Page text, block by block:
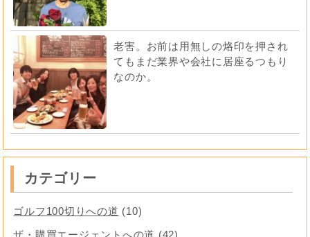
老害。お前は用無しの烙印を押され
てもまだ業界や会社に居座るつもり
なのか。
カテゴリー
ゴルフ100切りへの道 (10)
ザ・購買エージェントへの道 (42)